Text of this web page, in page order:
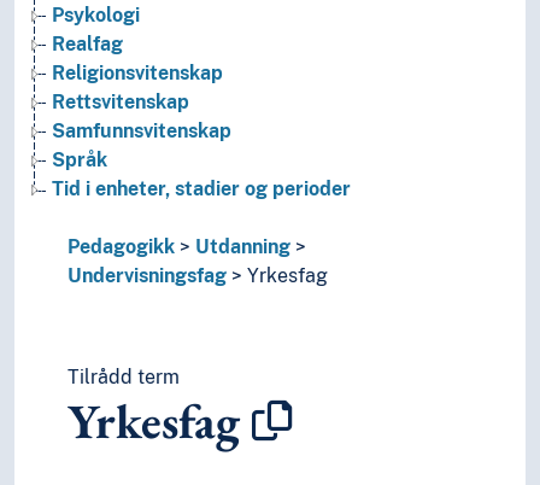
Psykologi
Realfag
Religionsvitenskap
Rettsvitenskap
Samfunnsvitenskap
Språk
Tid i enheter, stadier og perioder
Pedagogikk
Utdanning
Undervisningsfag
Yrkesfag
Tilrådd term
Yrkesfag